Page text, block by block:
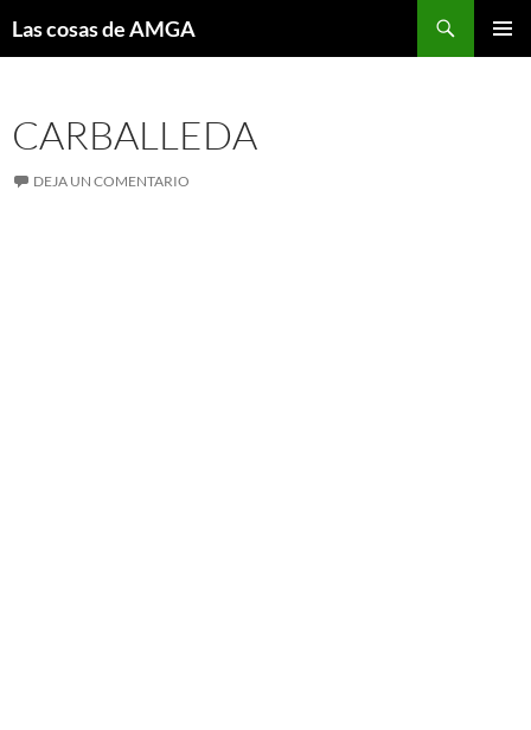
Las cosas de AMGA
CARBALLEDA
DEJA UN COMENTARIO